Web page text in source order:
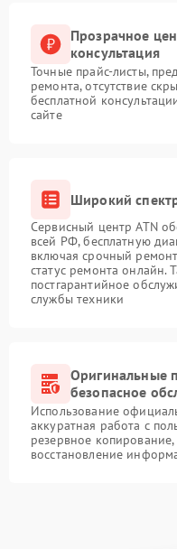
Прозрачное
консультация
Точные прайс-листы,
ремонта, отсутствие
бесплатной
сайте
Широкий
Сервисный центр ATN
всей РФ, бесплатную
включая срочный
статус ремонта онлайн.
постгарантийное
службы техники
Оригинальные
безопасное
Использование
аккуратная работа с
резервное
восстановление